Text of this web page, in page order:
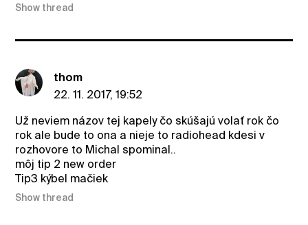
Show thread
thom
22. 11. 2017, 19:52
Už neviem názov tej kapely čo skúšajú volať rok čo
rok ale bude to ona a nieje to radiohead kdesi v
rozhovore to Michal spominal..
môj tip 2 new order
Tip3 kýbel mačiek
Show thread